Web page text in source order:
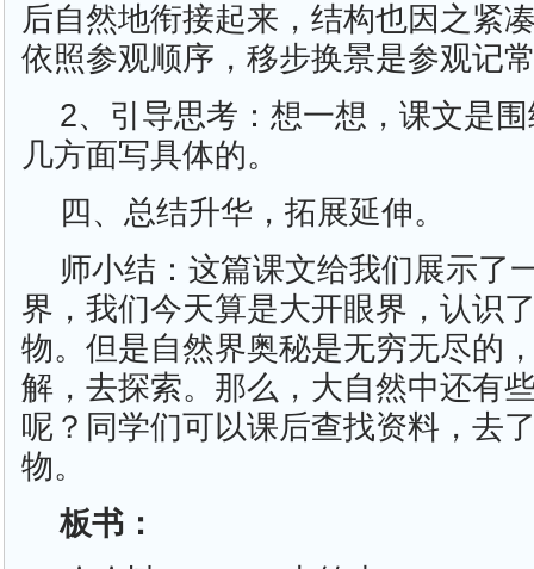
后自然地衔接起来，结构也因之紧
依照参观顺序，移步换景是参观记
2、引导思考：想一想，课文是
几方面写具体的。
四、总结升华，拓展延伸。
师小结：这篇课文给我们展示了
界，我们今天算是大开眼界，认识
物。但是自然界奥秘是无穷无尽的
解，去探索。那么，大自然中还有
呢？同学们可以课后查找资料，去
物。
板书：